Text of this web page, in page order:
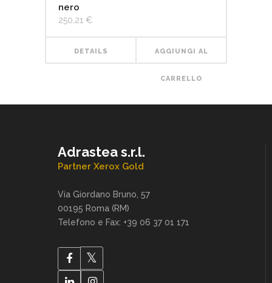
nero
250,21 €
DETAILS AGGIUNGI AL
CARRELLO
Adrastea s.r.l.
Partner Xerox Gold
Via Giordano Bruno, 57
00195 Roma (RM)
Telefono e Fax: +39 06 37 01 171